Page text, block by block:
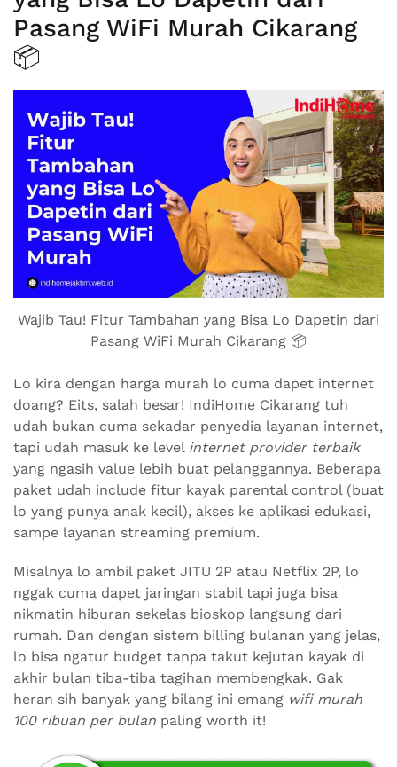
Pasang WiFi Murah Cikarang
📦
Wajib Tau! Fitur Tambahan yang Bisa Lo Dapetin dari
Pasang WiFi Murah Cikarang 📦
Lo kira dengan harga murah lo cuma dapet internet
doang? Eits, salah besar! IndiHome Cikarang tuh
udah bukan cuma sekadar penyedia layanan internet,
tapi udah masuk ke level internet provider terbaik
yang ngasih value lebih buat pelanggannya. Beberapa
paket udah include fitur kayak parental control (buat
lo yang punya anak kecil), akses ke aplikasi edukasi,
sampe layanan streaming premium.
Misalnya lo ambil paket JITU 2P atau Netflix 2P, lo
nggak cuma dapet jaringan stabil tapi juga bisa
nikmatin hiburan sekelas bioskop langsung dari
rumah. Dan dengan sistem billing bulanan yang jelas,
lo bisa ngatur budget tanpa takut kejutan kayak di
akhir bulan tiba-tiba tagihan membengkak. Gak
heran sih banyak yang bilang ini emang wifi murah
100 ribuan per bulan paling worth it!